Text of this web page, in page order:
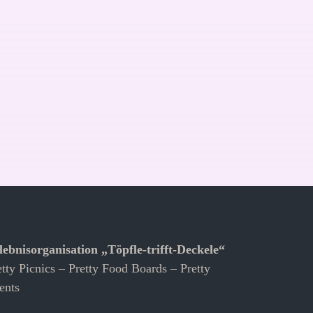
„Töpfle-trifft-Deckele“
Picnics – Pretty Food Boards – Pretty